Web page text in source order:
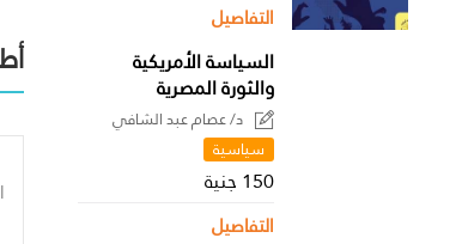
التفاصيل
السياسة الأمريكية
والثورة المصرية
د/ عصام عبد الشافي
سياسية
150 جنية
التفاصيل